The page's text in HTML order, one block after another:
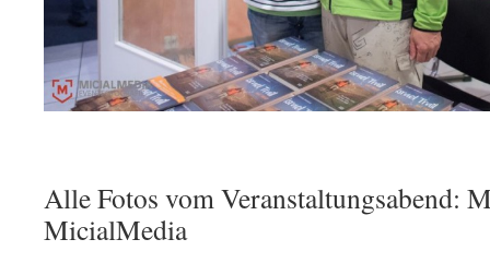
Alle Fotos vom Veranstaltungsabend:
MicialMedia